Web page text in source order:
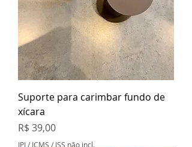
Suporte para carimbar fundo de
xícara
Preço
R$ 39,00
IPI / ICMS / ISS não incl.